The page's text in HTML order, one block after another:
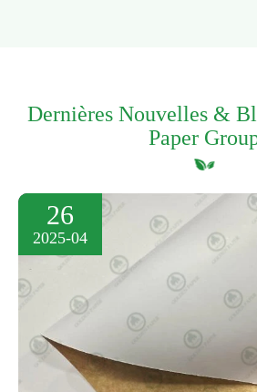
Dernières Nouvelles &
Paper
26
2025-04